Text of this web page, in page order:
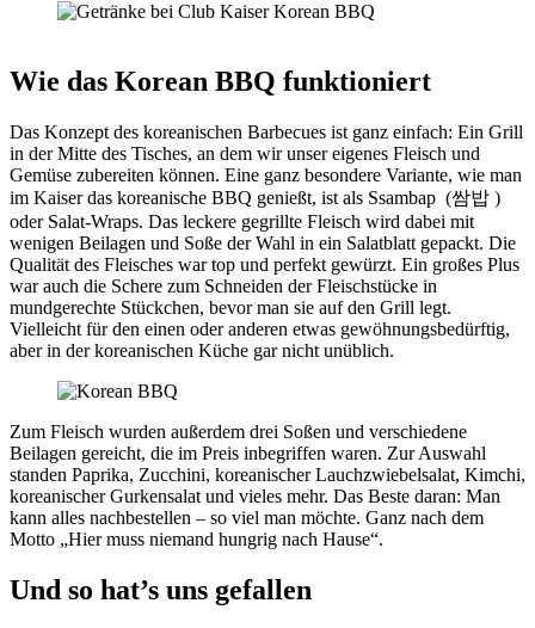
Wie das Korean BBQ funktioniert
Das Konzept des koreanischen Barbecues ist ganz einfach: Ein Grill
in der Mitte des Tisches, an dem wir unser eigenes Fleisch und
Gemüse zubereiten können. Eine ganz besondere Variante, wie man
im Kaiser das koreanische BBQ genießt, ist als Ssambap (쌈밥 )
oder Salat-Wraps. Das leckere gegrillte Fleisch wird dabei mit
wenigen Beilagen und Soße der Wahl in ein Salatblatt gepackt. Die
Qualität des Fleisches war top und perfekt gewürzt. Ein großes Plus
war auch die Schere zum Schneiden der Fleischstücke in
mundgerechte Stückchen, bevor man sie auf den Grill legt.
Vielleicht für den einen oder anderen etwas gewöhnungsbedürftig,
aber in der koreanischen Küche gar nicht unüblich.
Zum Fleisch wurden außerdem drei Soßen und verschiedene
Beilagen gereicht, die im Preis inbegriffen waren. Zur Auswahl
standen Paprika, Zucchini, koreanischer Lauchzwiebelsalat, Kimchi,
koreanischer Gurkensalat und vieles mehr. Das Beste daran: Man
kann alles nachbestellen – so viel man möchte. Ganz nach dem
Motto „Hier muss niemand hungrig nach Hause“.
Und so hat’s uns gefallen